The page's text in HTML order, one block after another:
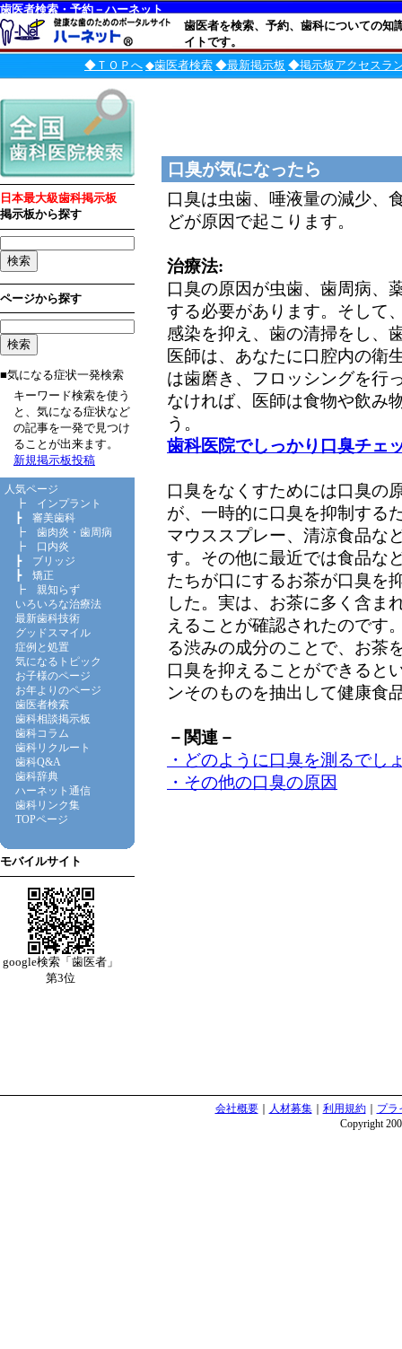
歯医者検索・予約－ハーネット
歯医者を検索、予約、歯科についての知
イトです。
◆ＴＯＰへ ◆歯医者検索 ◆最新掲示板 ◆掲示板アクセスラ
日本最大級歯科掲示板
掲示板から探す
ページから探す
■気になる症状一発検索
キーワード検索を使う
と、気になる症状など
の記事を一発で見つけ
ることが出来ます。
新規掲示板投稿
人気ページ
┣ インプラント
┣ 審美歯科
┣ 歯肉炎・歯周病
┣ 口内炎
┣ ブリッジ
┣ 矯正
┣ 親知らず
いろいろな治療法
最新歯科技術
グッドスマイル
症例と処置
気になるトピック
お子様のページ
お年よりのページ
歯医者検索
歯科相談掲示板
歯科コラム
歯科リクルート
歯科Q&A
歯科辞典
ハーネット通信
歯科リンク集
TOPページ
モバイルサイト
google検索「歯医者」
第3位
口臭が気になったら
口臭は虫歯、唾液量の減少、
どが原因で起こります。
治療法:
口臭の原因が虫歯、歯周病、
する必要があります。そして
感染を抑え、歯の清掃をし、
医師は、あなたに口腔内の衛
は歯磨き、フロッシングを行
なければ、医師は食物や飲み
う。
歯科医院でしっかり口臭チェ
口臭をなくすためには口臭の
が、一時的に口臭を抑制する
マウススプレー、清涼食品な
す。その他に最近では食品な
たちが口にするお茶が口臭を
した。実は、お茶に多く含ま
えることが確認されたのです
る渋みの成分のことで、お茶
口臭を抑えることができると
ンそのものを抽出して健康食
－関連－
・どのように口臭を測るでし
・その他の口臭の原因
会社概要｜ 人材募集｜ 利用規約｜ プラ
Copyright